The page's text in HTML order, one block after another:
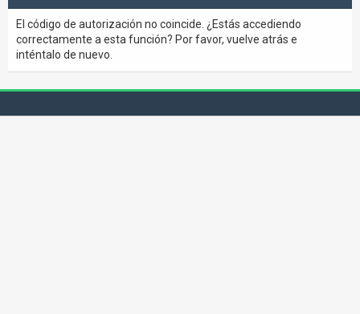
El código de autorización no coincide. ¿Estás accediendo
correctamente a esta función? Por favor, vuelve atrás e
inténtalo de nuevo.